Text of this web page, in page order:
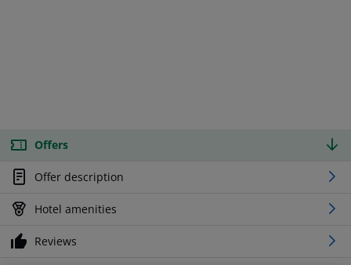
Offers
Offer description
Hotel amenities
Reviews